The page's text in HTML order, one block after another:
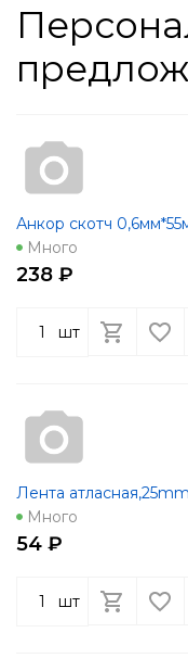
Анкор скотч
Много
238 ₽
шт
Лента
Много
54 ₽
шт